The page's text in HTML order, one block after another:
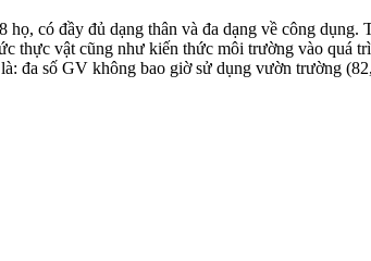
có đầy đủ dạng thân và đa dạng về công
thực vật cũng như kiến thức môi trường vào quá
đa số GV không bao giờ sử dụng vườn trường